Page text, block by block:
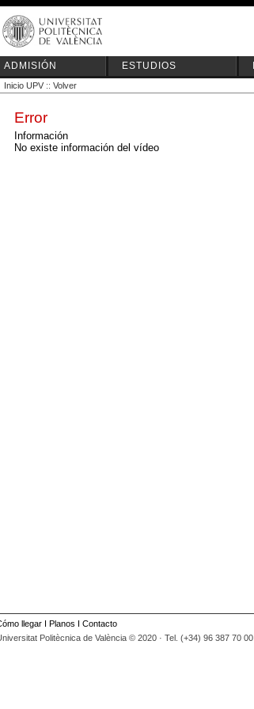
ADMISIÓN ESTUDIOS
Inicio UPV :: Volver
Error
Información
No existe información del vídeo
llegar I Planos I Contacto
Politècnica de València © 2020 · Tel. (+34) 96 387 70 00